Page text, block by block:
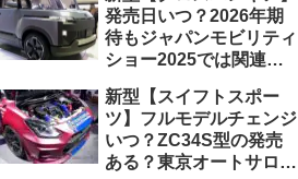
小型エンジン搭載の
HEV/PHEV、ギガキャ
ストの採用は無しか【ト
ヨタ最新情報】60周年記
念車発売
発売日いつ？2026年期
待もジャパンモビリティ
ショー2025では関連モ
最新情報】ベース車ノ
ア/ヴォクシーの台湾生
産開始に注目、「ギア」
のほか「コア」と「ツー
新型【スイフトスポー
ツ】フルモデルチェンジ
いつ？ZC34S型の発売
ある？東京オートサロン